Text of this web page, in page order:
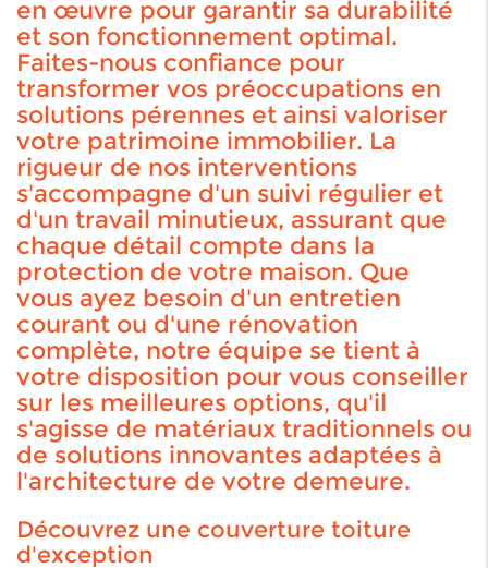
en œuvre pour garantir sa durabilité
et son fonctionnement optimal.
Faites-nous confiance pour
transformer vos préoccupations en
solutions pérennes et ainsi valoriser
votre patrimoine immobilier. La
rigueur de nos interventions
s'accompagne d'un suivi régulier et
d'un travail minutieux, assurant que
chaque détail compte dans la
protection de votre maison. Que
vous ayez besoin d'un entretien
courant ou d'une rénovation
complète, notre équipe se tient à
votre disposition pour vous conseiller
sur les meilleures options, qu'il
s'agisse de matériaux traditionnels ou
de solutions innovantes adaptées à
l'architecture de votre demeure.
Découvrez une couverture toiture
d'exception